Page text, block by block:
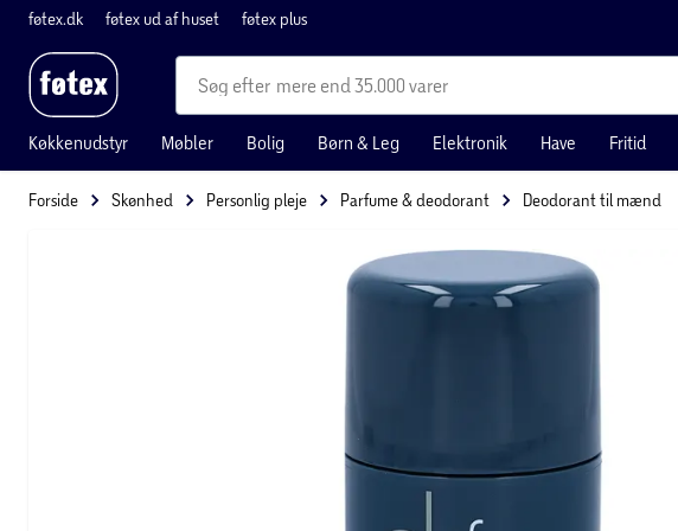
føtex.dk føtex ud af huset føtex plus
mere end 35.000 varer
Køkkenudstyr Møbler Bolig Børn & Leg Elektronik Have Fritid
Forside Skønhed Personlig pleje Parfume & deodorant Deodorant til mænd